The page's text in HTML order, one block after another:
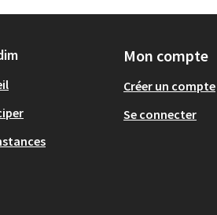
Mon compte
Créer un compte
Se connecter